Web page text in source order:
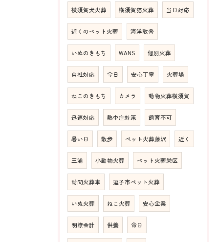
横須賀犬火葬 横須賀猫火葬 当日対応
近くのペット火葬 海洋散骨
いぬのきもち WANS 個別火葬
自社対応 今日 安心丁寧 火葬場
ねこのきもち カメラ 動物火葬横須賀
迅速対応 熱中症対策 飼育不可
暑い日 散歩 ペット火葬藤沢 近く
三浦 小動物火葬 ペット火葬栄区
訪問火葬車 逗子市ペット火葬
いぬ火葬 ねこ火葬 安心企業
明瞭会計 供養 命日